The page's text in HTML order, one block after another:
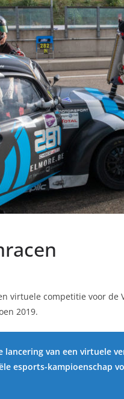
virtuele competitie voor
2019.
van een virtuele
esports-kampioenschap